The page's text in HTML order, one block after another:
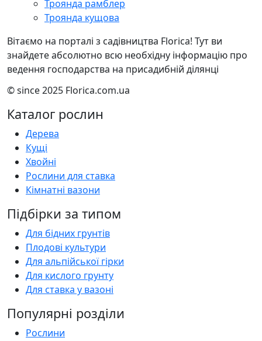
Троянда рамблер
Троянда кущова
Вітаємо на порталі з садівництва Florica! Тут ви
знайдете абсолютно всю необхідну інформацію про
ведення господарства на присадибній ділянці
© since 2025 Florica.com.ua
Каталог рослин
Дерева
Кущі
Хвойні
Рослини для ставка
Кімнатні вазони
Підбірки за типом
Для бідних грунтів
Плодові культури
Для альпійської гірки
Для кислого грунту
Для ставка у вазоні
Популярні розділи
Рослини